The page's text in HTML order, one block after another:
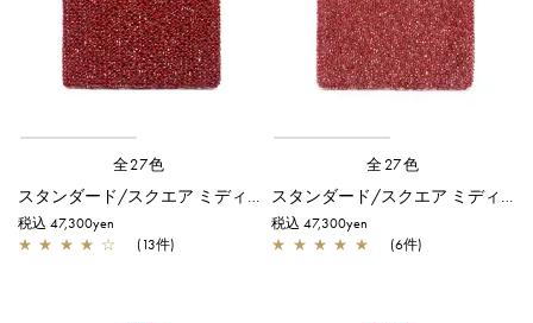
全27色
スタンダード/スクエア ミディアム(Dリング付き)/エナメルレッド
税込 47,300yen
★ ★ ★ ★ ☆ (13件)
全27色
スタンダード/スクエア ミディアム(Dリング付き)/レッド
税込 47,300yen
★ ★ ★ ★ ★ (6件)